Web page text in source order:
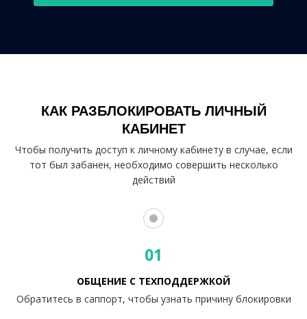
КАК РАЗБЛОКИРОВАТЬ ЛИЧНЫЙ
КАБИНЕТ
Чтобы получить доступ к личному кабинету в случае, если
тот был забанен, необходимо совершить несколько
действий
01
ОБЩЕНИЕ С ТЕХПОДДЕРЖКОЙ
Обратитесь в саппорт, чтобы узнать причину блокировки